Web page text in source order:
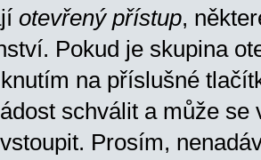
otevřený přístup,
Pokud je skupina
na příslušné
schválit a může se
Prosím,